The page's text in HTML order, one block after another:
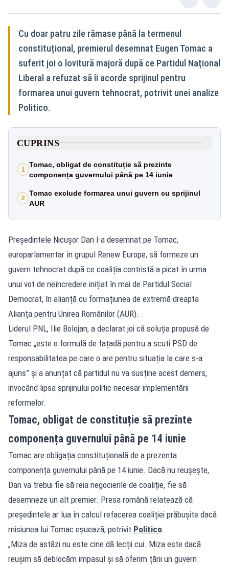
Cu doar patru zile rămase până la termenul
constituțional, premierul desemnat Eugen Tomac a
suferit joi o lovitură majoră după ce Partidul Național
Liberal a refuzat să îi acorde sprijinul pentru
formarea unui guvern tehnocrat, potrivit unei analize
Politico.
CUPRINS
1
Tomac, obligat de constituție să prezinte
componența guvernului până pe 14 iunie
2
Tomac exclude formarea unui guvern cu sprijinul
AUR
Președintele Nicușor Dan l-a desemnat pe Tomac,
europarlamentar în grupul Renew Europe, să formeze un
guvern tehnocrat după ce coaliția centristă a picat în urma
unui vot de neîncredere inițiat în mai de Partidul Social
Democrat, în alianță cu formațiunea de extremă dreapta
Alianța pentru Unirea Românilor (AUR).
Liderul PNL, Ilie Bolojan, a declarat joi că soluția propusă de
Tomac „este o formulă de fațadă pentru a scuti PSD de
responsabilitatea pe care o are pentru situația la care s-a
ajuns” și a anunțat că partidul nu va susține acest demers,
invocând lipsa sprijinului politic necesar implementării
reformelor.
Tomac, obligat de constituție să prezinte
componența guvernului până pe 14 iunie
Tomac are obligația constituțională de a prezenta
componența guvernului până pe 14 iunie. Dacă nu reușește,
Dan va trebui fie să reia negocierile de coaliție, fie să
desemneze un alt premier. Presa română relatează că
președintele ar lua în calcul refacerea coaliției prăbușite dacă
misiunea lui Tomac eșuează, potrivit Politico.
„Miza de astăzi nu este cine dă lecții cui. Miza este dacă
reușim să deblocăm impasul și să oferim țării un guvern